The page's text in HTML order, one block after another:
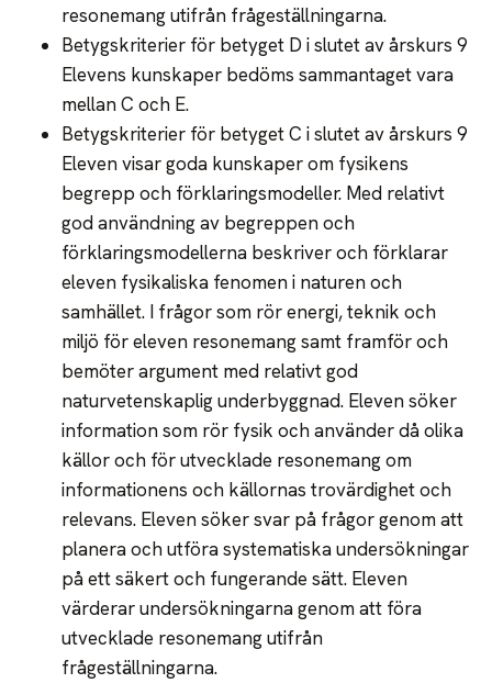
resonemang utifrån frågeställningarna.
Betygskriterier för betyget D i slutet av årskurs 9
Elevens kunskaper bedöms sammantaget vara
mellan C och E.
Betygskriterier för betyget C i slutet av årskurs 9
Eleven visar goda kunskaper om fysikens
begrepp och förklaringsmodeller. Med relativt
god användning av begreppen och
förklaringsmodellerna beskriver och förklarar
eleven fysikaliska fenomen i naturen och
samhället. I frågor som rör energi, teknik och
miljö för eleven resonemang samt framför och
bemöter argument med relativt god
naturvetenskaplig underbyggnad. Eleven söker
information som rör fysik och använder då olika
källor och för utvecklade resonemang om
informationens och källornas trovärdighet och
relevans. Eleven söker svar på frågor genom att
planera och utföra systematiska undersökningar
på ett säkert och fungerande sätt. Eleven
värderar undersökningarna genom att föra
utvecklade resonemang utifrån
frågeställningarna.